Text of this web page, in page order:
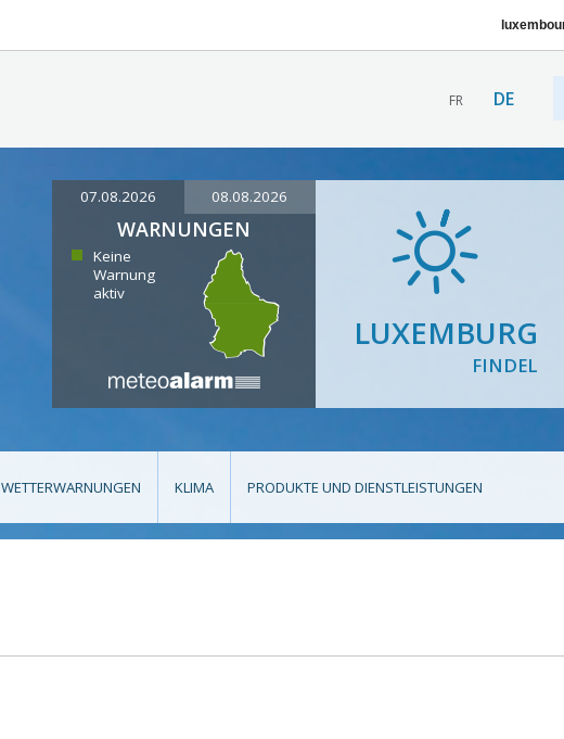
FR DE
07.08.2026 08.08.2026
WARNUNGEN
Keine
Warnung
aktiv
LUXEMBURG
FINDEL
WETTERWARNUNGEN KLIMA PRODUKTE UND DIENSTLEISTUNGEN